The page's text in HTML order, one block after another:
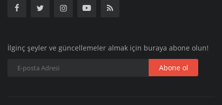
İlginç şeyler ve güncellemeler almak için buraya abone olun!
Abone ol